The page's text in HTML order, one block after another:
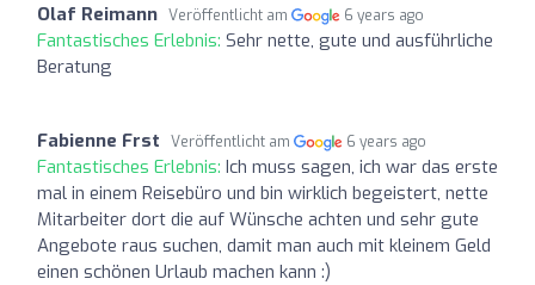
Olaf Reimann Veröffentlicht am 6 years ago
Fantastisches Erlebnis: Sehr nette, gute und ausführliche
Beratung
Fabienne Frst Veröffentlicht am 6 years ago
Fantastisches Erlebnis: Ich muss sagen, ich war das erste
mal in einem Reisebüro und bin wirklich begeistert, nette
Mitarbeiter dort die auf Wünsche achten und sehr gute
Angebote raus suchen, damit man auch mit kleinem Geld
einen schönen Urlaub machen kann :)